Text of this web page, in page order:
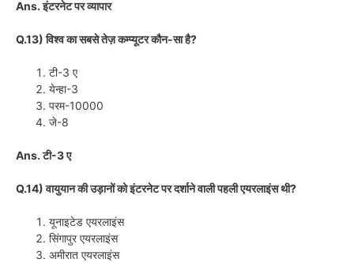
Ans. इंटरनेट पर व्यापार
Q.13) विश्व का सबसे तेज़ कम्प्यूटर कौन-सा है?
टी-3 ए
येन्हा-3
परम-10000
जे-8
Ans. टी-3 ए
Q.14) वायुयान की उड़ानों को इंटरनेट पर दर्शाने वाली पहली एयरलाइंस थी?
यूनाइटेड एयरलाइंस
सिंगापुर एयरलाइंस
अमीरात एयरलाइंस